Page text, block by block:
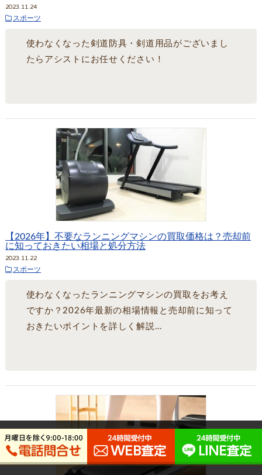
2023.11.24
スポーツ
使わなくなった剣道防具・剣道用品がございまし
たらアシストにお任せください！
【2026年】不要なランニングマシンの買取価格は？売却前
に知っておきたい相場と処分方法
2023.11.22
スポーツ
使わなくなったランニングマシンの買取をお考え
ですか？2026年最新の相場情報と売却前に知って
おきたいポイントを詳しく解説…